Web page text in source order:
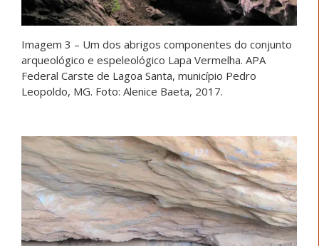
Imagem 3 – Um dos abrigos componentes do conjunto
arqueológico e espeleológico Lapa Vermelha. APA
Federal Carste de Lagoa Santa, município Pedro
Leopoldo, MG. Foto: Alenice Baeta, 2017.